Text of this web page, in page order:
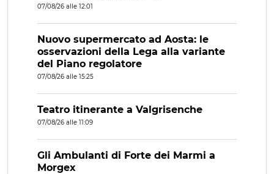
07/08/26 alle 12:01
Nuovo supermercato ad Aosta: le
osservazioni della Lega alla variante
del Piano regolatore
07/08/26 alle 15:25
Teatro itinerante a Valgrisenche
07/08/26 alle 11:09
Gli Ambulanti di Forte dei Marmi a
Morgex